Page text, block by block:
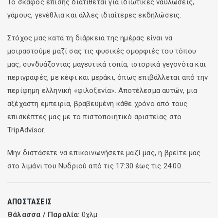
Κλιμάκι, στο νησί της Λευκάδας. Μια παραλία με
την παρέα της Οδύσσειας. Ομπρέλες για τον ήλιο, μάσκες
και παιχνίδια για τη θάλασσα βρίσκονται στη διάθεσή σας
δωρεάν.
Ενώ εσείς χαλαρώνετε και απολαμβάνετε τον ήλιο και τη
θάλασσα, το πλήρωμα σας ετοιμάζει πάνω στην παραλία ένα
πλήρες γεύμα αποτελούμενο αποκλειστικά από ντόπια
προϊόντα. Το γεύμα συνοδεύεται από απεριόριστο ντόπιο
κρασί και αναψυκτικά. Τέλος, σας εγγυόμαστε άμεση
> ΣΚΟΡΠΙΟΣ ΤΟΥ ΩΝΑΣΗ (40λ)
βρίσκεται στο επίκεντρο της δημοσιότητας. Θα ακούσετε
γάμους, γενέθλια και άλλες ιδιαίτερες εκδηλώσεις.
Στόχος μας κατά τη διάρκεια της ημέρας είναι να
μοιραστούμε μαζί σας τις φυσικές ομορφιές του τόπου
μας, συνδυάζοντας μαγευτικά τοπία, ιστορικά γεγονότα και
περιγραφές, με κέφι και μεράκι, όπως επιβάλλεται από την
περίφημη ελληνική «φιλοξενία». Αποτέλεσμα αυτών, μια
αξέχαστη εμπειρία, βραβευμένη κάθε χρόνο από τους
επισκέπτες μας με το πιστοποιητικό αριστείας στο
TripAdvisor.
Μην διστάσετε να επικοινωνήσετε μαζί μας, η βρείτε μας
στο λιμάνι του Νυδριού από τις 17:30 έως τις 24:00.
ΑΠΟΣΤΆΣΕΙΣ
Θάλασσα / Παραλία: 0χλμ